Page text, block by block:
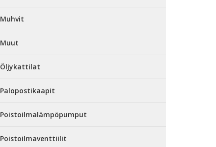
Muhvit
Muut
Öljykattilat
Palopostikaapit
Poistoilmalämpöpumput
Poistoilmaventtiilit